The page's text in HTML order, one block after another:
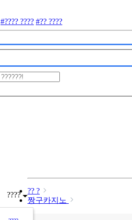
#???? ???? #?? ????
????
?? ?
짱구카지노